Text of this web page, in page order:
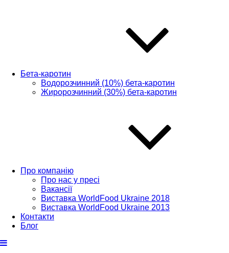
Бета-каротин
Водорозчинний (10%) бета-каротин
Жиророзчинний (30%) бета-каротин
Про компанію
Про нас у пресі
Вакансії
Виставка WorldFood Ukraine 2018
Виставка WorldFood Ukraine 2013
Контакти
Блог